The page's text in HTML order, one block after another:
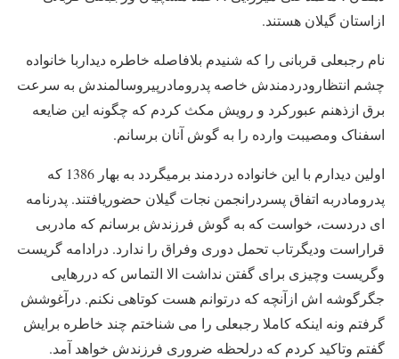
ازاستان گیلان هستند.
نام رجبعلی قربانی را که شنیدم بلافاصله خاطره دیداربا خانواده
چشم انتظارودردمندش خاصه پدرومادرپیروسالمندش به سرعت
برق ازذهنم عبورکرد و رویش مکث کردم که چگونه این ضایعه
اسفناک ومصیبت وارده را به گوش آنان برسانم.
اولین دیدارم با این خانواده دردمند برمیگردد به بهار 1386 که
پدرومادربه اتفاق پسردرانجمن نجات گیلان حضوریافتند. پدرنامه
ای دردست، خواست که به گوش فرزندش برسانم که مادربی
قراراست ودیگرتاب تحمل دوری وفراق را ندارد. درادامه گریست
وگریست وچیزی برای گفتن نداشت الا التماس که دررهایی
جگرگوشه اش ازآنچه که درتوانم هست کوتاهی نکنم. درآغوشش
گرفتم ونه اینکه کاملا رجبعلی را می شناختم چند خاطره برایش
گفتم وتاکید کردم که درلحظه ضروری فرزندش خواهد آمد.